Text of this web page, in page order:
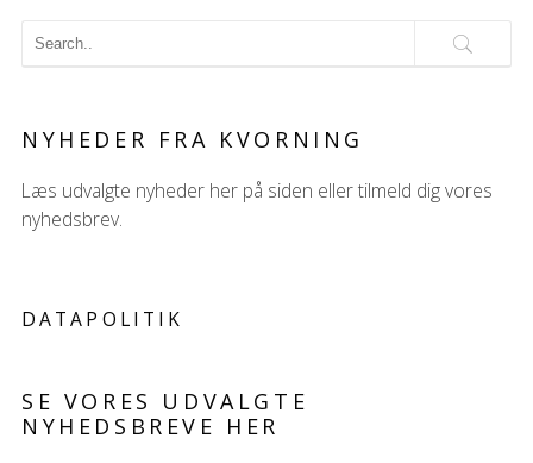
NYHEDER FRA KVORNING
Læs udvalgte nyheder her på siden eller tilmeld dig vores
nyhedsbrev.
DATAPOLITIK
SE VORES UDVALGTE
NYHEDSBREVE HER